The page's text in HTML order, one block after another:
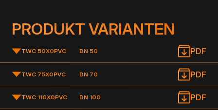
PRODUKT VARIANTEN
TWC 50X0PVC DN 50 PDF
TWC 75X0PVC DN 70 PDF
TWC 110X0PVC DN 100 PDF